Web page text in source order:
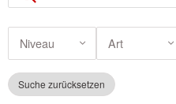
Niveau Art
Suche zurücksetzen